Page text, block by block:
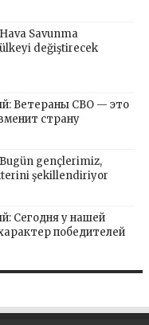
Savunma
değiştirecek
Ветераны СВО — это
страну
gençlerimiz,
şekillendiriyor
Сегодня у нашей
победителей